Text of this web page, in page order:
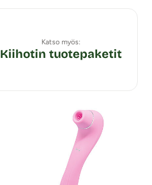
Katso myös:
Kiihotin tuotepaketit